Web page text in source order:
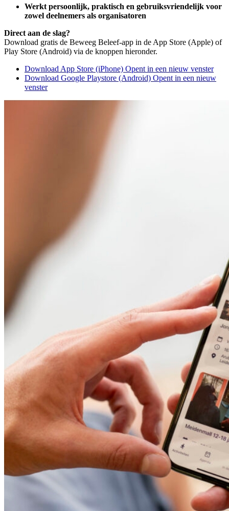
Werkt persoonlijk, praktisch en gebruiksvriendelijk voor
zowel deelnemers als organisatoren
Direct aan de slag?
Download gratis de Beweeg Beleef-app in de App Store (Apple) of
Play Store (Android) via de knoppen hieronder.
Download App Store (iPhone) Opent in een nieuw venster
Download Google Playstore (Android) Opent in een nieuw
venster